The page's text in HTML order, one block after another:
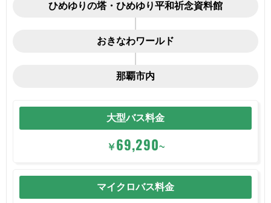
ひめゆりの塔・ひめゆり平和祈念資料館
おきなわワールド
那覇市内
大型バス料金
￥ 69,290~
マイクロバス料金